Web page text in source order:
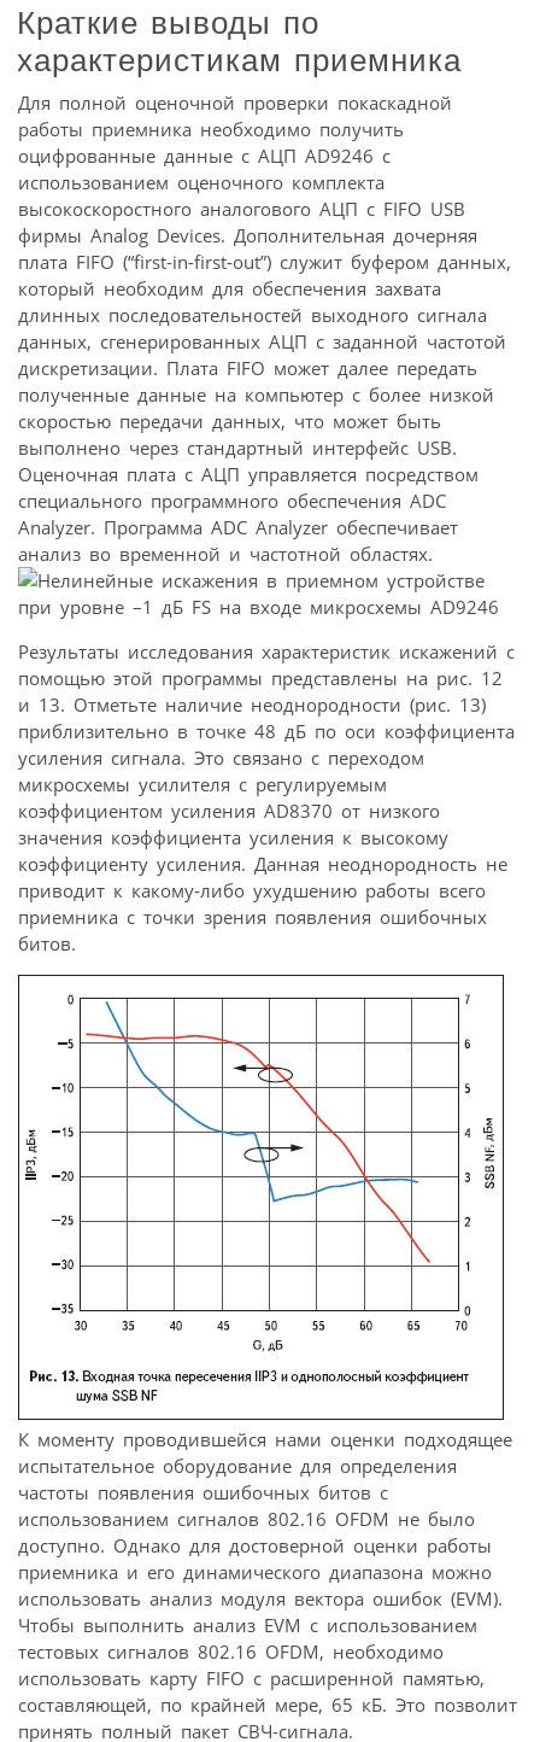
Краткие выводы по
характеристикам приемника
Для полной оценочной проверки покаскадной
работы приемника необходимо получить
оцифрованные данные с АЦП AD9246 с
использованием оценочного комплекта
высокоскоростного аналогового АЦП с FIFO USB
фирмы Analog Devices. Дополнительная дочерняя
плата FIFO (“first-in-first-out”) служит буфером данных,
который необходим для обеспечения захвата
длинных последовательностей выходного сигнала
данных, сгенерированных АЦП с заданной частотой
дискретизации. Плата FIFO может далее передать
полученные данные на компьютер с более низкой
скоростью передачи данных, что может быть
выполнено через стандартный интерфейс USB.
Оценочная плата с АЦП управляется посредством
специального программного обеспечения ADC
Analyzer. Программа ADC Analyzer обеспечивает
анализ во временной и частотной областях.
Результаты исследования характеристик искажений с
помощью этой программы представлены на рис. 12
и 13. Отметьте наличие неоднородности (рис. 13)
приблизительно в точке 48 дБ по оси коэффициента
усиления сигнала. Это связано с переходом
микросхемы усилителя с регулируемым
коэффициентом усиления AD8370 от низкого
значения коэффициента усиления к высокому
коэффициенту усиления. Данная неоднородность не
приводит к какому-либо ухудшению работы всего
приемника с точки зрения появления ошибочных
битов.
К моменту проводившейся нами оценки подходящее
испытательное оборудование для определения
частоты появления ошибочных битов с
использованием сигналов 802.16 OFDM не было
доступно. Однако для достоверной оценки работы
приемника и его динамического диапазона можно
использовать анализ модуля вектора ошибок (EVM).
Чтобы выполнить анализ EVM с использованием
тестовых сигналов 802.16 OFDM, необходимо
использовать карту FIFO с расширенной памятью,
составляющей, по крайней мере, 65 кБ. Это позволит
принять полный пакет СВЧ-сигнала.